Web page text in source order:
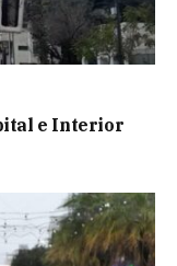
e Interior